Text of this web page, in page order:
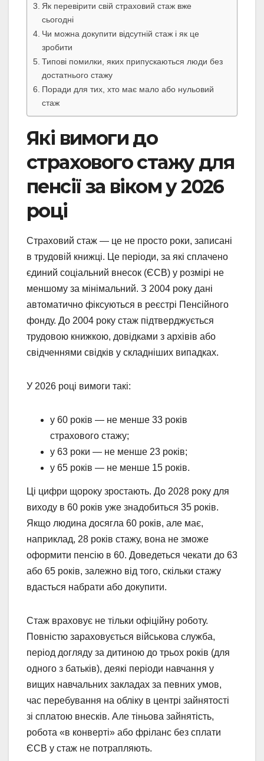
Як перевірити свій страховий стаж вже
сьогодні
Чи можна докупити відсутній стаж і як це
зробити
Типові помилки, яких припускаються люди без
достатнього стажу
Поради для тих, хто має мало або нульовий
стаж
Які вимоги до
страхового стажу для
пенсії за віком у 2026
році
Страховий стаж — це не просто роки, записані
в трудовій книжці. Це періоди, за які сплачено
єдиний соціальний внесок (ЄСВ) у розмірі не
меншому за мінімальний. З 2004 року дані
автоматично фіксуються в реєстрі Пенсійного
фонду. До 2004 року стаж підтверджується
трудовою книжкою, довідками з архівів або
свідченнями свідків у складніших випадках.
У 2026 році вимоги такі:
у 60 років — не менше 33 років
страхового стажу;
у 63 роки — не менше 23 років;
у 65 років — не менше 15 років.
Ці цифри щороку зростають. До 2028 року для
виходу в 60 років уже знадобиться 35 років.
Якщо людина досягла 60 років, але має,
наприклад, 28 років стажу, вона не зможе
оформити пенсію в 60. Доведеться чекати до 63
або 65 років, залежно від того, скільки стажу
вдасться набрати або докупити.
Стаж враховує не тільки офіційну роботу.
Повністю зараховується військова служба,
період догляду за дитиною до трьох років (для
одного з батьків), деякі періоди навчання у
вищих навчальних закладах за певних умов,
час перебування на обліку в центрі зайнятості
зі сплатою внесків. Але тіньова зайнятість,
робота «в конверті» або фріланс без сплати
ЄСВ у стаж не потрапляють.